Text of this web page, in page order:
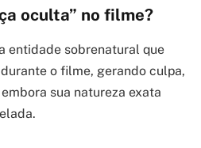
oculta” no filme?
entidade sobrenatural que
o filme, gerando culpa,
sua natureza exata